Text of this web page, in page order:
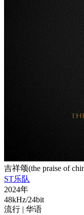
吉祥颂(the praise of
ST乐队
2024年
48kHz/24bit
流行 | 华语